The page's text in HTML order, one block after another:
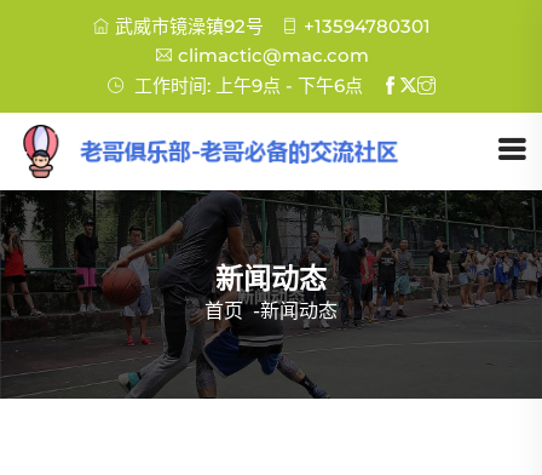
武威市镜澡镇92号
+13594780301
climactic@mac.com
工作时间: 上午9点 - 下午6点
新闻动态
首页 -新闻动态